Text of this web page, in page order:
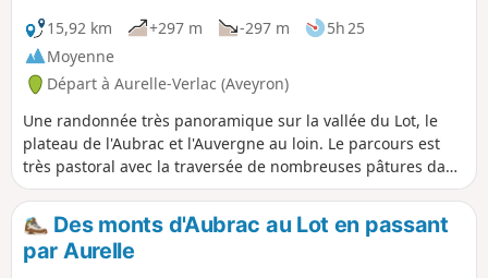
15,92 km
+297 m -297 m
5h 25
Moyenne
Départ à Aurelle-Verlac (Aveyron)
Une randonnée très panoramique sur la vallée du Lot, le
plateau de l'Aubrac et l'Auvergne au loin. Le parcours est
très pastoral avec la traversée de nombreuses pâtures dans
lesquelles paissent des troupeaux de vaches (de mai à
octobre). Les pentes sont douces et on passe un certain
nombre de clôtures.
Des monts d'Aubrac au Lot en passant
par Aurelle